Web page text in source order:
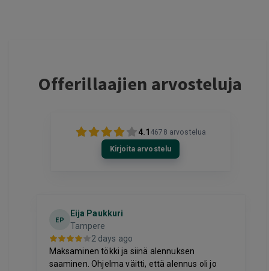
Offerillaajien arvosteluja
4.1 4678 arvostelua
Kirjoita arvostelu
EP
Eija Paukkuri
Tampere
2 days ago
Maksaminen tökki ja siinä alennuksen
saaminen. Ohjelma väitti, että alennus oli jo